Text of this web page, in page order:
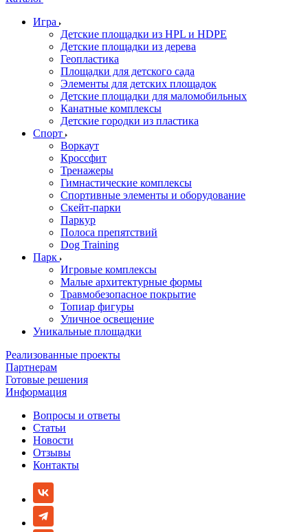
Игра
Детские площадки из HPL и HDPE
Детские площадки из дерева
Геопластика
Площадки для детского сада
Элементы для детских площадок
Детские площадки для маломобильных
Канатные комплексы
Детские городки из пластика
Спорт
Воркаут
Кроссфит
Тренажеры
Гимнастические комплексы
Спортивные элементы и оборудование
Скейт-парки
Паркур
Полоса препятствий
Dog Training
Парк
Игровые комплексы
Малые архитектурные формы
Травмобезопасное покрытие
Топиар фигуры
Уличное освещение
Уникальные площадки
Реализованные проекты
Партнерам
Готовые решения
Информация
Вопросы и ответы
Статьи
Новости
Отзывы
Контакты